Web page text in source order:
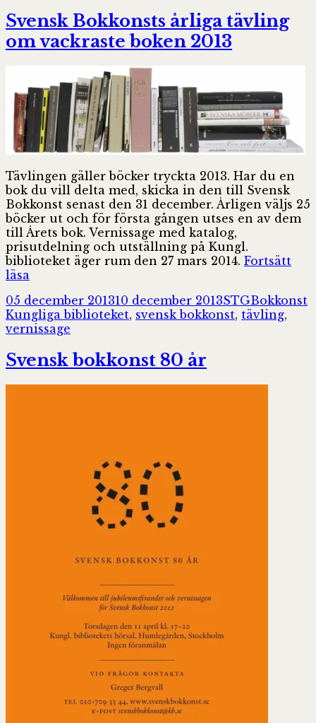
KB
Svensk Bokkonsts årliga tävling
om vackraste boken 2013
Tävlingen gäller böcker tryckta 2013. Har du en
bok du vill delta med, skicka in den till Svensk
Bokkonst senast den 31 december. Årligen väljs 25
böcker ut och för första gången utses en av dem
till Årets bok. Vernissage med katalog,
prisutdelning och utställning på Kungl.
biblioteket äger rum den 27 mars 2014. Fortsätt
läsa
årliga
tävling
om
boken
2013
Postat
05 december 201310 december 2013Författare
STGKategorier
Bokkonst
Kungliga biblioteket, svensk bokkonst, tävling,
vernissage
Svensk bokkonst 80 år